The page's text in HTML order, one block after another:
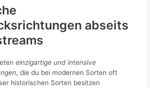
abseits
einzigartige und intensive
, die du bei modernen Sorten oft
historischen Sorten besitzen